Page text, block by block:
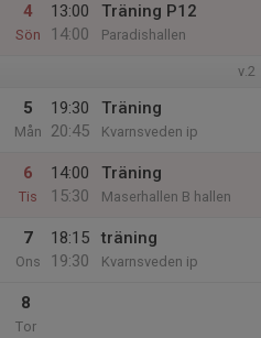
4
Sön
13:00
14:00
Träning P12
Paradishallen
v.2
5
Mån
19:30
20:45
Träning
Kvarnsveden ip
6
Tis
14:00
15:30
Träning
Maserhallen B hallen
7
Ons
18:15
19:30
träning
Kvarnsveden ip
8
Tor